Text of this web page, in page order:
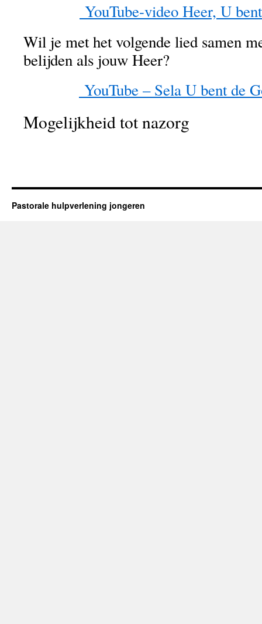
YouTube-video Heer, U
Wil je met het volgende lied samen
belijden als jouw Heer?
YouTube – Sela U bent de
Mogelijkheid tot nazorg
Pastorale hulpverlening jongeren